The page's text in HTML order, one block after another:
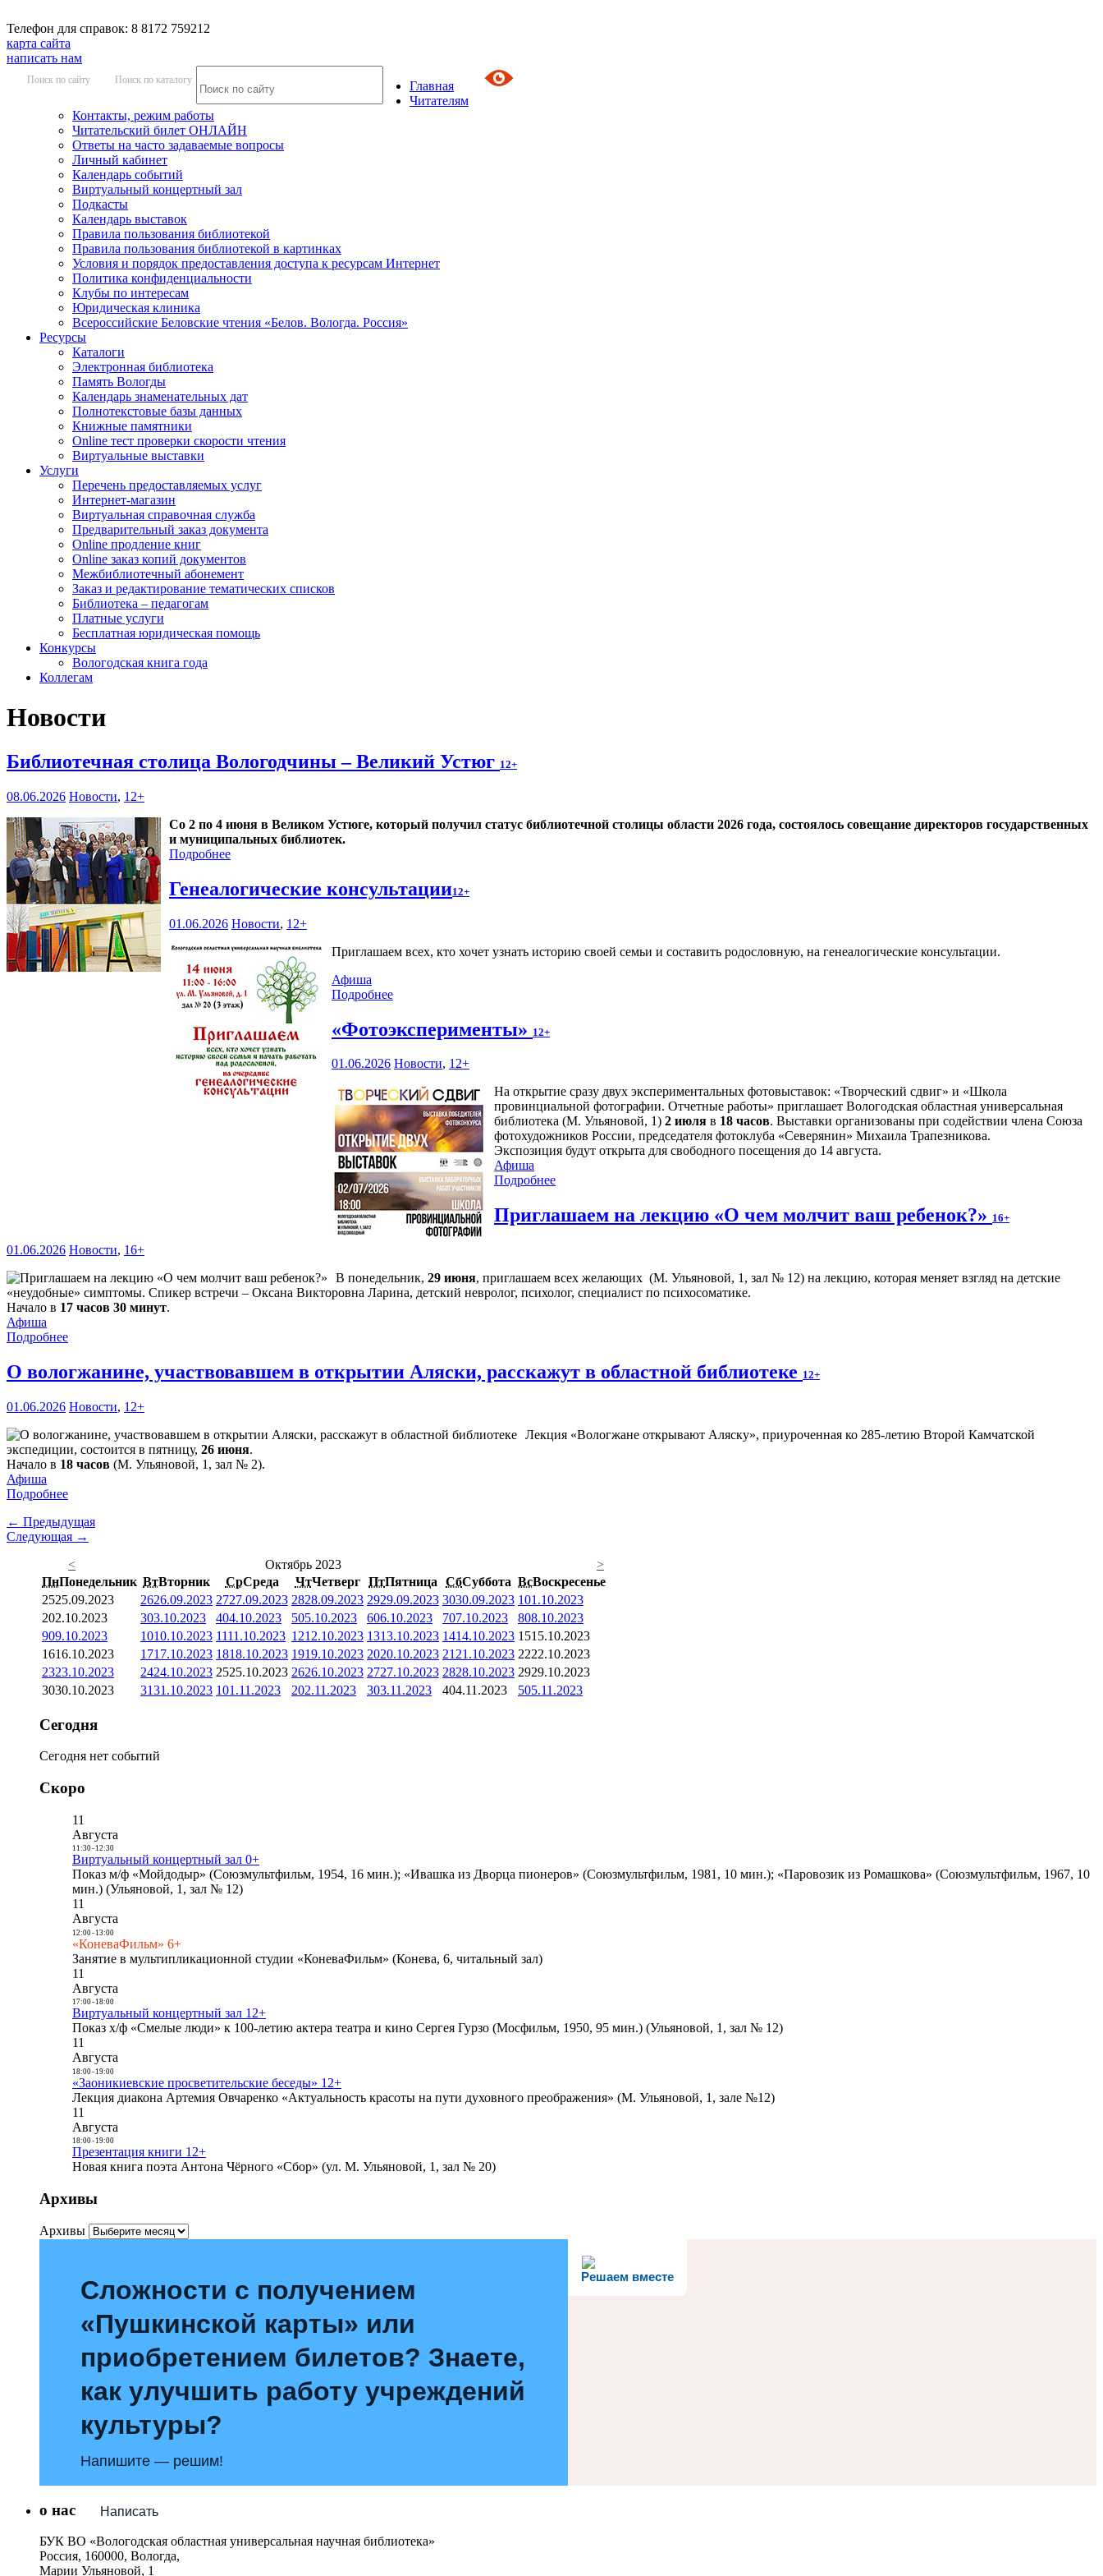
Телефон для справок: 8 8172 759212
карта сайта
написать нам
Поиск по сайту Поиск по каталогу
Главная
Читателям
Контакты, режим работы
Читательский билет ОНЛАЙН
Ответы на часто задаваемые вопросы
Личный кабинет
Календарь событий
Виртуальный концертный зал
Подкасты
Календарь выставок
Правила пользования библиотекой
Правила пользования библиотекой в картинках
Условия и порядок предоставления доступа к ресурсам Интернет
Политика конфиденциальности
Клубы по интересам
Юридическая клиника
Всероссийские Беловские чтения «Белов. Вологда. Россия»
Ресурсы
Каталоги
Электронная библиотека
Память Вологды
Календарь знаменательных дат
Полнотекстовые базы данных
Книжные памятники
Online тест проверки скорости чтения
Виртуальные выставки
Услуги
Перечень предоставляемых услуг
Интернет-магазин
Виртуальная справочная служба
Предварительный заказ документа
Online продление книг
Online заказ копий документов
Межбиблиотечный абонемент
Заказ и редактирование тематических списков
Библиотека – педагогам
Платные услуги
Бесплатная юридическая помощь
Конкурсы
Вологодская книга года
Коллегам
Новости
Библиотечная столица Вологодчины – Великий Устюг 12+
08.06.2026 Новости, 12+
Со 2 по 4 июня в Великом Устюге, который получил статус библиотечной столицы области 2026 года, состоялось совещание директоров государственных
и муниципальных библиотек.
Подробнее
Генеалогические консультации12+
01.06.2026 Новости, 12+
Приглашаем всех, кто хочет узнать историю своей семьи и составить родословную, на генеалогические консультации.
Афиша
Подробнее
«Фотоэксперименты» 12+
01.06.2026 Новости, 12+
На открытие сразу двух экспериментальных фотовыставок: «Творческий сдвиг» и «Школа
провинциальной фотографии. Отчетные работы» приглашает Вологодская областная универсальная
библиотека (М. Ульяновой, 1) 2 июля в 18 часов. Выставки организованы при содействии члена Союза
фотохудожников России, председателя фотоклуба «Северянин» Михаила Трапезникова.
Экспозиция будут открыта для свободного посещения до 14 августа.
Афиша
Подробнее
Приглашаем на лекцию «О чем молчит ваш ребенок?» 16+
01.06.2026 Новости, 16+
В понедельник, 29 июня, приглашаем всех желающих (М. Ульяновой, 1, зал № 12) на лекцию, которая меняет взгляд на детские
«неудобные» симптомы. Спикер встречи – Оксана Викторовна Ларина, детский невролог, психолог, специалист по психосоматике.
Начало в 17 часов 30 минут.
Афиша
Подробнее
О вологжанине, участвовавшем в открытии Аляски, расскажут в областной библиотеке 12+
01.06.2026 Новости, 12+
Лекция «Вологжане открывают Аляску», приуроченная ко 285-летию Второй Камчатской
экспедиции, состоится в пятницу, 26 июня.
Начало в 18 часов (М. Ульяновой, 1, зал № 2).
Афиша
Подробнее
← Предыдущая
Следующая →
<
Октябрь 2023
>
ПнПонедельник ВтВторник СрСреда ЧтЧетверг ПтПятница СбСуббота ВсВоскресенье
2525.09.2023 2626.09.2023 2727.09.2023 2828.09.2023 2929.09.2023 3030.09.2023 101.10.2023
202.10.2023 303.10.2023 404.10.2023 505.10.2023 606.10.2023 707.10.2023 808.10.2023
909.10.2023 1010.10.2023 1111.10.2023 1212.10.2023 1313.10.2023 1414.10.2023 1515.10.2023
1616.10.2023 1717.10.2023 1818.10.2023 1919.10.2023 2020.10.2023 21 21.10.2023 2222.10.2023
2323.10.2023 2424.10.2023 2525.10.2023 2626.10.2023 2727.10.2023 2828.10.2023 2929.10.2023
3030.10.2023 3131.10.2023 101.11.2023 202.11.2023 303.11.2023 404.11.2023 505.11.2023
Сегодня
Сегодня нет событий
Скоро
11
Августа
11:30- 12:30
Виртуальный концертный зал 0+
Показ м/ф «Мойдодыр» (Союзмультфильм, 1954, 16 мин.); «Ивашка из Дворца пионеров» (Союзмультфильм, 1981, 10 мин.); «Паровозик из Ромашкова» (Союзмультфильм, 1967, 10
мин.) (Ульяновой, 1, зал № 12)
11
Августа
12:00- 13:00
«КоневаФильм» 6+
Занятие в мультипликационной студии «КоневаФильм» (Конева, 6, читальный зал)
11
Августа
17:00- 18:00
Виртуальный концертный зал 12+
Показ х/ф «Смелые люди» к 100-летию актера театра и кино Сергея Гурзо (Мосфильм, 1950, 95 мин.) (Ульяновой, 1, зал № 12)
11
Августа
18:00- 19:00
«Заоникиевские просветительские беседы» 12+
Лекция диакона Артемия Овчаренко «Актуальность красоты на пути духовного преображения» (М. Ульяновой, 1, зале №12)
11
Августа
18:00- 19:00
Презентация книги 12+
Новая книга поэта Антона Чёрного «Сбор» (ул. М. Ульяновой, 1, зал № 20)
Архивы
Архивы
Решаем вместе
Сложности с получением
«Пушкинской карты» или
приобретением билетов? Знаете,
как улучшить работу учреждений
культуры?
Напишите — решим!
Написать
о нас
БУК ВО «Вологодская областная универсальная научная библиотека»
Россия, 160000, Вологда,
Марии Ульяновой, 1